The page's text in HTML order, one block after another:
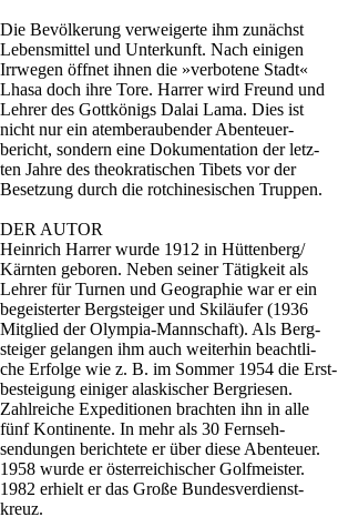
Die Bevölkerung verweigerte ihm zunächst
Lebensmittel und Unterkunft. Nach einigen
Irrwegen öffnet ihnen die »verbotene Stadt«
Lhasa doch ihre Tore. Harrer wird Freund und
Lehrer des Gottkönigs Dalai Lama. Dies ist
nicht nur ein atemberaubender Abenteuer-
bericht, sondern eine Dokumentation der letz-
ten Jahre des theokratischen Tibets vor der
Besetzung durch die rotchinesischen Truppen.
DER AUTOR
Heinrich Harrer wurde 1912 in Hüttenberg/
Kärnten geboren. Neben seiner Tätigkeit als
Lehrer für Turnen und Geographie war er ein
begeisterter Bergsteiger und Skiläufer (1936
Mitglied der Olympia-Mannschaft). Als Berg-
steiger gelangen ihm auch weiterhin beachtli-
che Erfolge wie z. B. im Sommer 1954 die Erst-
besteigung einiger alaskischer Bergriesen.
Zahlreiche Expeditionen brachten ihn in alle
fünf Kontinente. In mehr als 30 Fernseh-
sendungen berichtete er über diese Abenteuer.
1958 wurde er österreichischer Golfmeister.
1982 erhielt er das Große Bundesverdienst-
kreuz.